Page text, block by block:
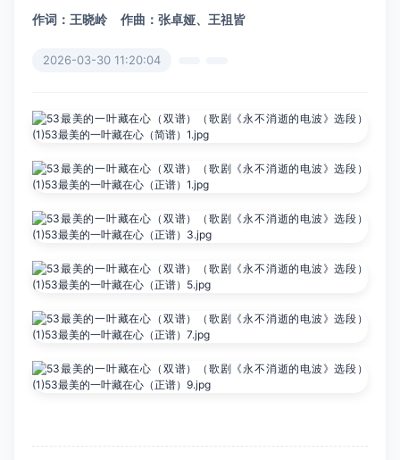
作词：王晓岭 作曲：张卓娅、王祖皆
2026-03-30 11:20:04